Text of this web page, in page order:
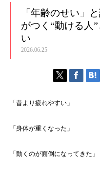
「年齢のせい」
がつく“動ける人
い
2026.06.25
「昔より疲れやすい」
「身体が重くなった」
「動くのが面倒になってきた」